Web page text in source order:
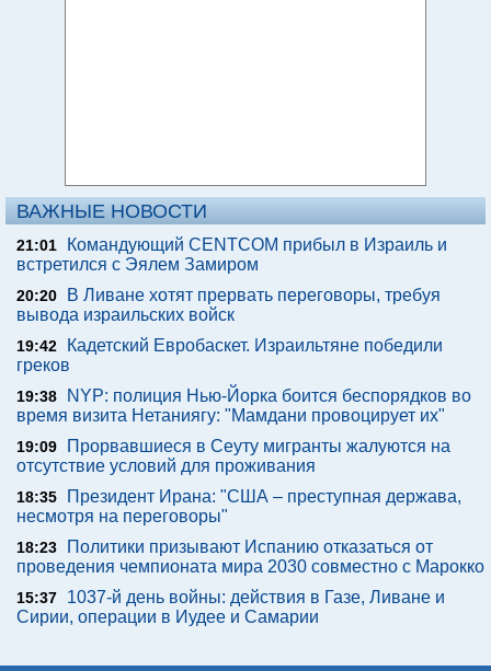
ВАЖНЫЕ НОВОСТИ
21:01
Командующий CENTCOM прибыл в Израиль и
встретился с Эялем Замиром
20:20
В Ливане хотят прервать переговоры, требуя
вывода израильских войск
19:42
Кадетский Евробаскет. Израильтяне победили
греков
19:38
NYP: полиция Нью-Йорка боится беспорядков во
время визита Нетаниягу: "Мамдани провоцирует их"
19:09
Прорвавшиеся в Сеуту мигранты жалуются на
отсутствие условий для проживания
18:35
Президент Ирана: "США – преступная держава,
несмотря на переговоры"
18:23
Политики призывают Испанию отказаться от
проведения чемпионата мира 2030 совместно с Марокко
15:37
1037-й день войны: действия в Газе, Ливане и
Сирии, операции в Иудее и Самарии